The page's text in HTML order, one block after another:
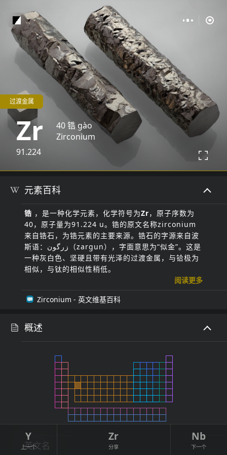
过渡金属
Zr 40锆 gào
Zirconium
91.224
元素百科
锆 ，是一种化学元素，化学符号为Zr，原子序数为
40，原子量为91.224 u。锆的原文名称zirconium
来自锆石，为锆元素的主要来源。锆石的字源来自波
斯语：زرگون‎（zargun），字面意思为“似金”。这是
一种灰白色、坚硬且带有光泽的过渡金属，与铪极为
相似，与钛的相似性稍低。
阅读更多
Zirconium - 英文维基百科
概述
英文名
Y
上一个
Zr
分享
Nb
下一个